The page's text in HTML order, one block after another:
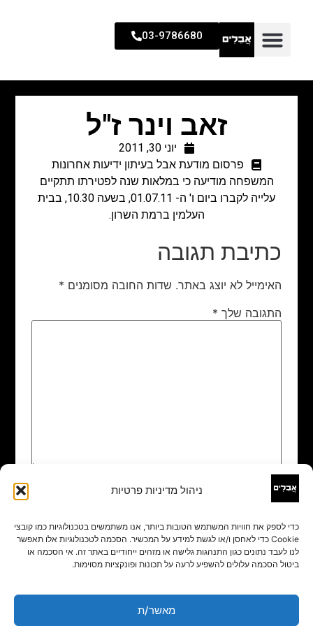
ניהול מדיניות פרטיות
כדי לספק את חוויות המשתמש הטובות ביותר, אנו משתמשים בטכנולוגיות כמו קובצי
Cookie כדי לאחסן ו/או לגשת למידע על המכשיר. הסכמה לטכנולוגיות אלו תאפשר
לנו לעבד נתונים כגון התנהגות גלישה או מזהים ייחודיים באתר זה. אי הסכמה או
ביטול הסכמה עלולים להשפיע לרעה על תכונות ופונקציות מסוימות.
מאשר/ת
03-9786680
זאב וינר ז"ל
יוני 30, 2011
פרסום מודעת אבל בעיתון ידיעות אחרונות
המשפחה מודיעה כי במלאות שנה לפטירתו תתקיים
עלייה לקברו ביום ו' ה- 01.07.11, בשעה 10.30, בבית
העלמין ברמת השרון.
כתיבת תגובה
האימייל לא יוצג באתר. שדות החובה מסומנים *
התגובה שלך *
שם
אימייל*